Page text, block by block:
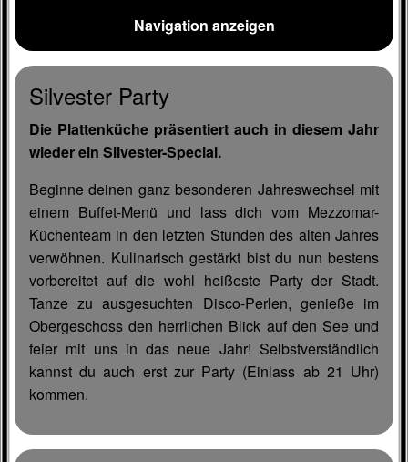
Navigation anzeigen
Silvester Party
Die Plattenküche präsentiert auch in diesem Jahr
wieder ein Silvester-Special.
Beginne deinen ganz besonderen Jahreswechsel mit
einem Buffet-Menü und lass dich vom Mezzomar-
Küchenteam in den letzten Stunden des alten Jahres
verwöhnen. Kulinarisch gestärkt bist du nun bestens
vorbereitet auf die wohl heißeste Party der Stadt.
Tanze zu ausgesuchten Disco-Perlen, genieße im
Obergeschoss den herrlichen Blick auf den See und
feier mit uns in das neue Jahr! Selbstverständlich
kannst du auch erst zur Party (Einlass ab 21 Uhr)
kommen.